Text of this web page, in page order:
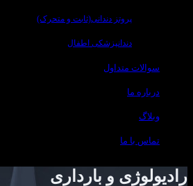
پروتز دندانی(ثابت و متحرک)
دندانپزشکی اطفال
سوالات متداول
درباره ما
وبلاگ
تماس با ما
رادیولوژی و بارداری